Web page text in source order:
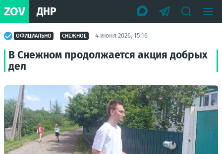
ZOV ДНР
ОФИЦИАЛЬНО СНЕЖНОЕ 4 июня 2026, 15:16
В Снежном продолжается акция добрых
дел